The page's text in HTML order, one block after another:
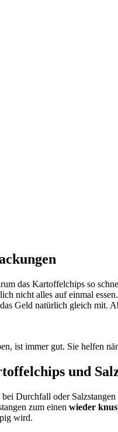
das Kartoffelchips so
nicht alles auf einmal
Geld natürlich gleich mit.
ist immer gut. Sie helfen
und
bei Durchfall oder
zum einen wieder
wird.